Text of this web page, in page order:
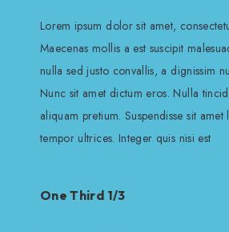
Lorem ipsum dolor sit amet,
Maecenas mollis a est suscipit
nulla sed justo convallis, a dignissim
Nunc sit amet dictum eros. Nulla
aliquam pretium. Suspendisse sit
tempor ultrices. Integer quis nisi est
One Third 1/3